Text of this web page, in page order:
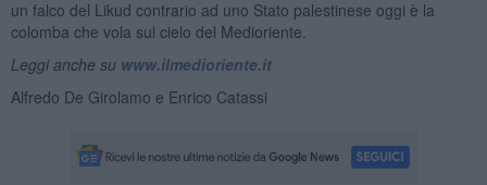
un falco del Likud contrario ad uno Stato palestinese oggi è la
colomba che vola sul cielo del Medioriente.
Leggi anche su www.ilmedioriente.it
Alfredo De Girolamo e Enrico Catassi